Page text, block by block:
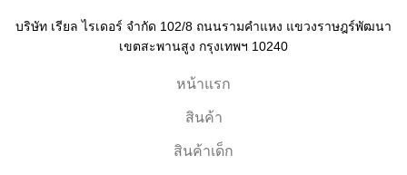
บริษัท เรียล ไรเดอร์ จำกัด 102/8 ถนนรามคำแหง แขวงราษฎร์พัฒนา
เขตสะพานสูง กรุงเทพฯ 10240
หน้าแรก
สินค้า
สินค้าเด็ก